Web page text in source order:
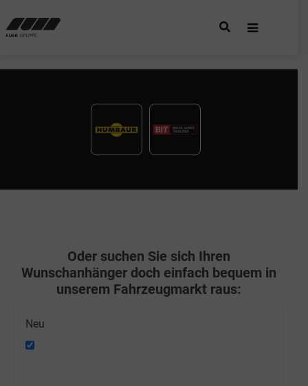
Oder suchen Sie sich Ihren
Wunschanhänger doch einfach bequem in
unserem Fahrzeugmarkt raus:
Neu